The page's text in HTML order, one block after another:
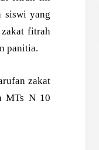
siswi yang
zakat fitrah
panitia.
zakat
MTs N 10